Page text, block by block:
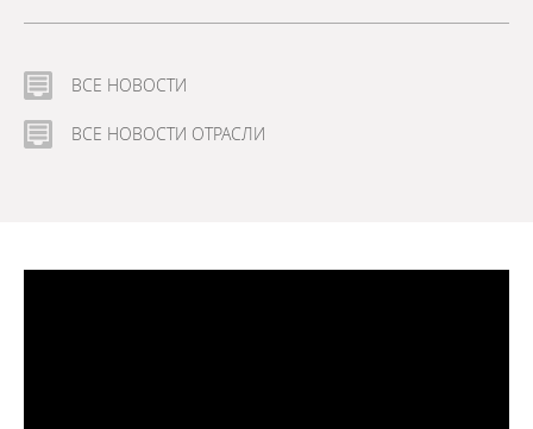
ВСЕ НОВОСТИ
ВСЕ НОВОСТИ ОТРАСЛИ